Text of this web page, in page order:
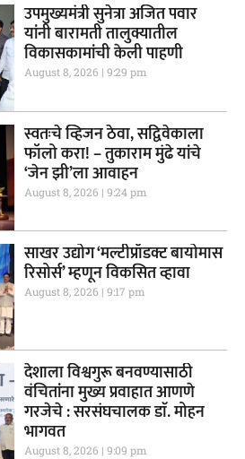
उपमुख्यमंत्री सुनेत्रा अजित पवार
यांनी बारामती तालुक्यातील
विकासकामांची केली पाहणी
August 8, 2026 9:29 pm
स्वतःचे व्हिजन ठेवा, सद्विवेकाला
फॉलो करा! – तुकाराम मुंढे यांचे
‘जेन झी’ला आवाहन
August 8, 2026 9:24 pm
साखर उद्योग ‘मल्टीप्रॉडक्ट बायोमास
रिसोर्स’ म्हणून विकसित व्हावा
August 8, 2026 9:17 pm
देशाला विश्वगुरू बनवण्यासाठी
वंचितांना मुख्य प्रवाहात आणणे
गरजेचे : सरसंघचालक डाॅ. मोहन
भागवत
August 8, 2026 9:09 pm